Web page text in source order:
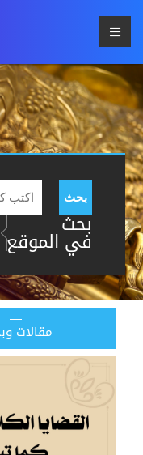
بحث
بحث
في الموقع
مقالات